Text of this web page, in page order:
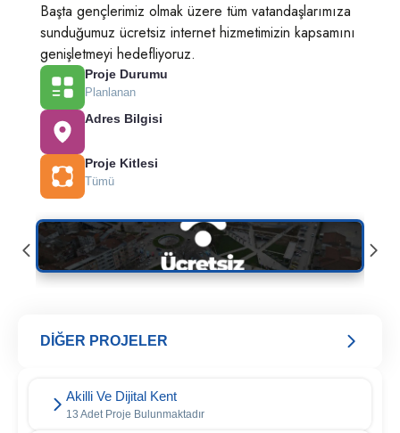
Başta gençlerimiz olmak üzere tüm vatandaşlarımıza
sunduğumuz ücretsiz internet hizmetimizin kapsamını
genişletmeyi hedefliyoruz.
Proje Durumu
Planlanan
Adres Bilgisi
Proje Kitlesi
Tümü
DİĞER PROJELER
Akilli Ve Dijital Kent
13 Adet Proje Bulunmaktadır